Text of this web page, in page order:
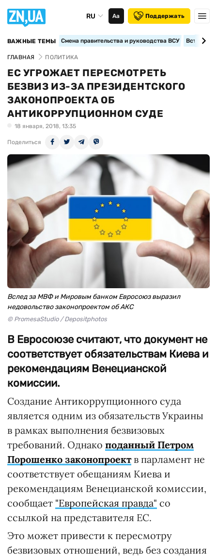
RU Аа Поддержать
ВАЖНЫЕ ТЕМЫ Смена правительства и руководства ВСУ
ГЛАВНАЯ ПОЛИТИКА
ЕС УГРОЖАЕТ ПЕРЕСМОТРЕТЬ
БЕЗВИЗ ИЗ-ЗА ПРЕЗИДЕНТСКОГО
ЗАКОНОПРОЕКТА ОБ
АНТИКОРРУПЦИОННОМ СУДЕ
18 января, 2018, 13:35
Поделиться
Вслед за МВФ и Мировым банком Евросоюз выразил
недовольство законопроектом об АКС
© PromesaStudio / Depositphotos
В Евросоюзе считают, что документ не
соответствует обязательствам Киева и
рекомендациям Венецианской
комиссии.
Создание Антикоррупционного суда
является одним из обязательств Украины
в рамках выполнения безвизовых
требований. Однако поданный Петром
Порошенко законопроектв парламент не
соответствует обещаниям Киева и
рекомендациям Венецианской комиссии,
сообщает "Европейская правда" со
ссылкой на представителя ЕС.
Это может привести к пересмотру
безвизовых отношений, ведь без создания